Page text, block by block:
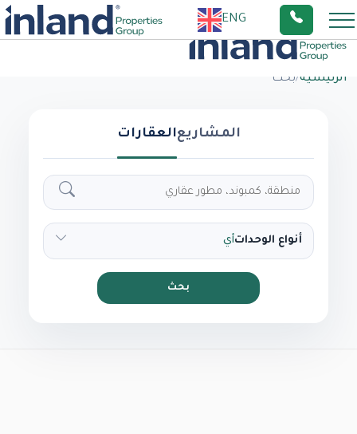
ENG
الرئيسية/بحث
المشاريعالعقارات
أنواع الوحداتأي
بحث